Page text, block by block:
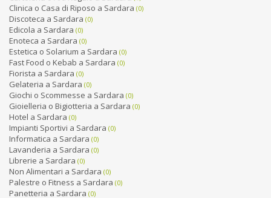
Clinica o Casa di Riposo a Sardara (0)
Discoteca a Sardara (0)
Edicola a Sardara (0)
Enoteca a Sardara (0)
Estetica o Solarium a Sardara (0)
Fast Food o Kebab a Sardara (0)
Fiorista a Sardara (0)
Gelateria a Sardara (0)
Giochi o Scommesse a Sardara (0)
Gioielleria o Bigiotteria a Sardara (0)
Hotel a Sardara (0)
Impianti Sportivi a Sardara (0)
Informatica a Sardara (0)
Lavanderia a Sardara (0)
Librerie a Sardara (0)
Non Alimentari a Sardara (0)
Palestre o Fitness a Sardara (0)
Panetteria a Sardara (0)